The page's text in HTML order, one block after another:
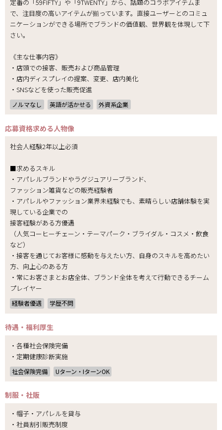
定番の「59FIFTY」や「9TWENTY」から、話題のコラボアイテムま
で、注目度の高いアイテムが揃っています。直接ユーザーとのコミュ
ニケーションができる場所でブランドの価値観、世界観を体現して下
さい。
《主な仕事内容》
・店頭での接客、販売および商品管理
・店内ディスプレイの提案、変更、店内美化
・SNSなどを使った販売促進
ノルマなし 英語が活かせる 外資系企業
応募資格求める人物像
社会人経験2年以上必須
■求めるスキル
・アパレルブランドやラグジュアリーブランド、
ファッション雑貨などの販売経験者
・アパレルやファッション業界未経験でも、素晴らしい店舗体験を実
現している企業での
接客経験がある方優遇
（人気コーヒーチェーン・テーマパーク・ブライダル・コスメ・飲食
など）
・接客を通じてお客様に感動を与えたい方、自身のスキルを高めたい
方、向上心のある方
・常にお客さまとお店全体、ブランド全体を考えて行動できるチーム
プレイヤー
経験者優遇 学歴不問
待遇・福利厚生
・各種社会保険完備
・定期健康診断実施
社会保険完備 Uターン・IターンOK
制服・社販
・帽子・アパレルを貸与
・社員割引販売制度